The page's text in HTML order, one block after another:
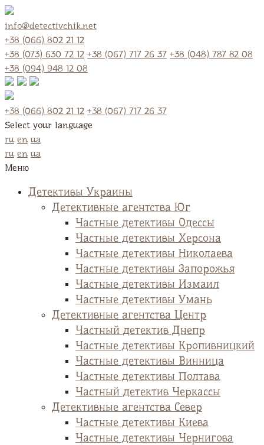
info@detectivchik.net
+38 (066) 802 21 12
+38 (073) 630 72 12 +38 (067) 717 26 37 +38 (048) 787 82 08
+38 (094) 948 12 08
+38 (066) 802 21 12 +38 (067) 717 26 37
Select your language
ru en ua
ru en ua
Меню
Детективы Украины
Детективные агентства Юг
Частные детективы Одессы
Частные детективы Херсона
Частные детективы Николаева
Частные детективы Запорожья
Частные детективы Измаил
Частные детективы Умань
Детективные агентства Центр
Частный детектив Днепр
Частные детективы Кропивницкий
Частные детективы Винница
Частные детективы Полтава
Частный детектив Черкассы
Детективные агентства Север
Частные детективы Киева
Частные детективы Чернигова